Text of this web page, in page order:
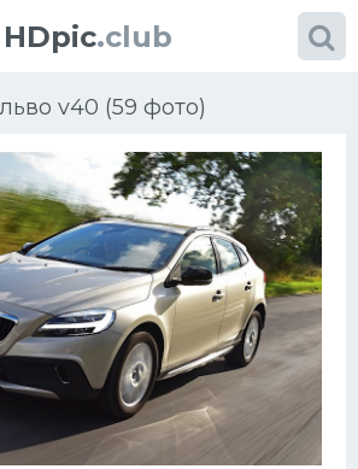
HDpic.club
v40 (59 фото)